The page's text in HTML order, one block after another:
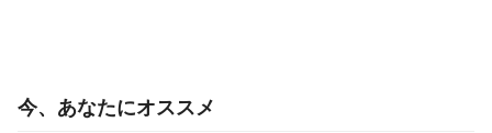
今、あなたにオススメ